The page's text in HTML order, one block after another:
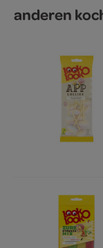
anderen